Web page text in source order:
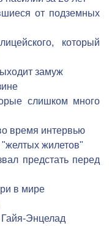
от подземных
который
замуж
слишком много
время интервью
жилетов"
предстать перед
в мире
Гайя-Энцелад